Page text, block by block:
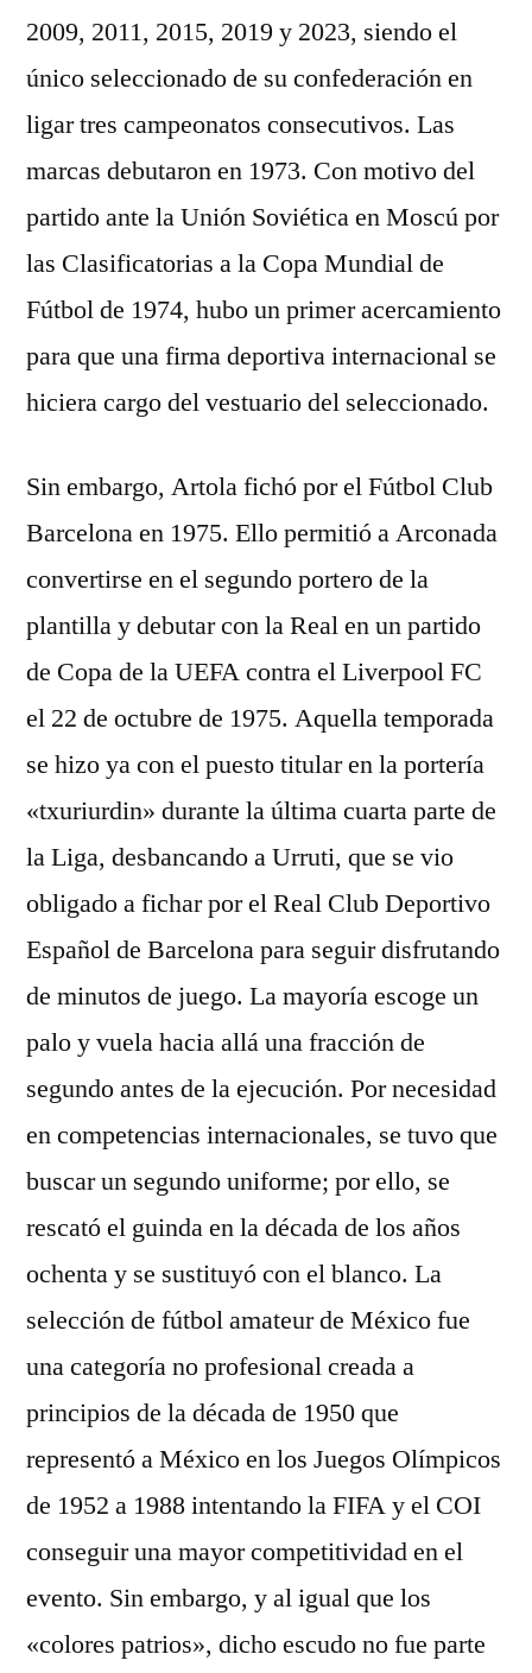
2009, 2011, 2015, 2019 y 2023, siendo el
único seleccionado de su confederación en
ligar tres campeonatos consecutivos. Las
marcas debutaron en 1973. Con motivo del
partido ante la Unión Soviética en Moscú por
las Clasificatorias a la Copa Mundial de
Fútbol de 1974, hubo un primer acercamiento
para que una firma deportiva internacional se
hiciera cargo del vestuario del seleccionado.
Sin embargo, Artola fichó por el Fútbol Club
Barcelona en 1975. Ello permitió a Arconada
convertirse en el segundo portero de la
plantilla y debutar con la Real en un partido
de Copa de la UEFA contra el Liverpool FC
el 22 de octubre de 1975. Aquella temporada
se hizo ya con el puesto titular en la portería
«txuriurdin» durante la última cuarta parte de
la Liga, desbancando a Urruti, que se vio
obligado a fichar por el Real Club Deportivo
Español de Barcelona para seguir disfrutando
de minutos de juego. La mayoría escoge un
palo y vuela hacia allá una fracción de
segundo antes de la ejecución. Por necesidad
en competencias internacionales, se tuvo que
buscar un segundo uniforme; por ello, se
rescató el guinda en la década de los años
ochenta y se sustituyó con el blanco. La
selección de fútbol amateur de México fue
una categoría no profesional creada a
principios de la década de 1950 que
representó a México en los Juegos Olímpicos
de 1952 a 1988 intentando la FIFA y el COI
conseguir una mayor competitividad en el
evento. Sin embargo, y al igual que los
«colores patrios», dicho escudo no fue parte